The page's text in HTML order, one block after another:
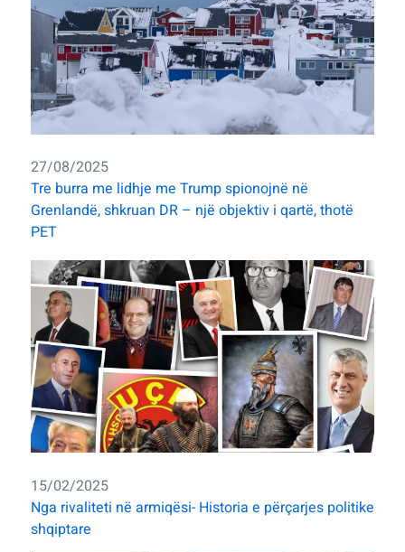
27/08/2025
Tre burra me lidhje me Trump spionojnë në
Grenlandë, shkruan DR – një objektiv i qartë, thotë
PET
15/02/2025
Nga rivaliteti në armiqësi- Historia e përçarjes politike
shqiptare